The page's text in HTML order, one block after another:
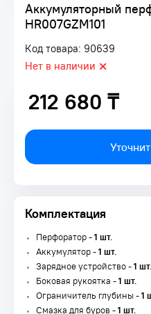
Аккумуляторный
HR007GZM101
Код товара: 90639
Нет в наличии
212 680 ₸
212 680 ₸
Комплектация
Перфоратор -1 шт.
Аккумулятор -1 шт.
Зарядное устройство -1 шт.
Боковая рукоятка -1 шт.
Ограничитель глубины -1
Смазка для буров -1 шт.